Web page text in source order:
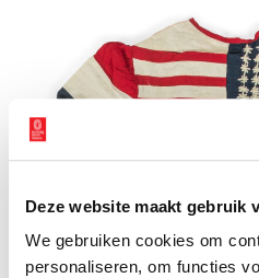
Deze website maakt gebruik
We gebruiken cookies om
personaliseren, om functies